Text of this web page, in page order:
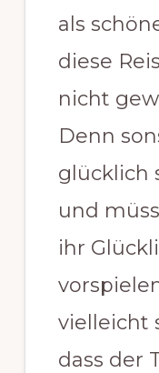
als
diese
nicht
Denn
glücklich
und
ihr
vielleicht
dass der